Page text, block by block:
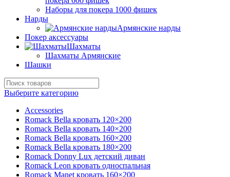
Наборы для покера 1000 фишек
Нарды
Армянские нарды
Покер аксессуары
Шахматы
Шахматы Армянские
Шашки
Выберите категорию
Accessories
Romack Bella кровать 120×200
Romack Bella кровать 140×200
Romack Bella кровать 160×200
Romack Bella кровать 180×200
Romack Donny Lux детский диван
Romack Leon кровать односпальная
Romack Manet кровать 160×200